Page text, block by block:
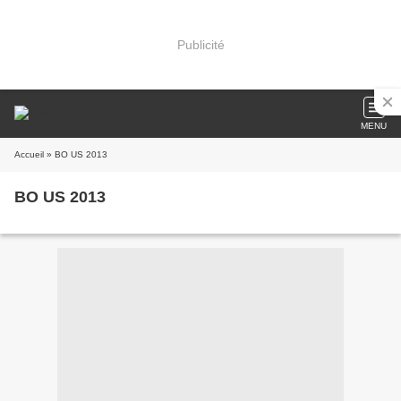
Publicité
MENU
Accueil » BO US 2013
BO US 2013